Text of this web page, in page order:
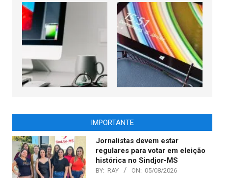
IMPORTANTE
Jornalistas devem estar
regulares para votar em eleição
histórica no Sindjor-MS
BY: RAY ON: 05/08/2026